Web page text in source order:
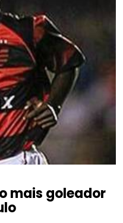
mais goleador